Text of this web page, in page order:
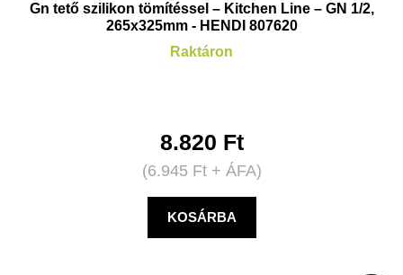
Gn tető szilikon tömítéssel – Kitchen Line – GN 1/2,
265x325mm - HENDI 807620
Raktáron
8.820 Ft
(6.945 Ft+ ÁFA)
KOSÁRBA